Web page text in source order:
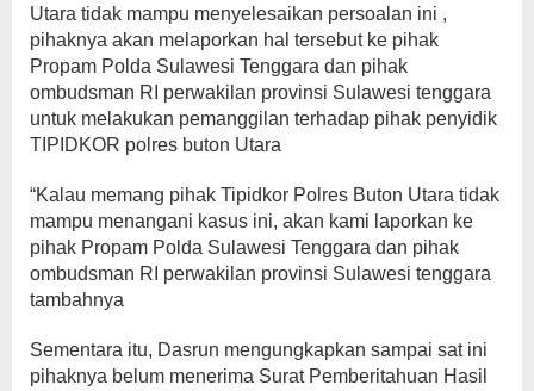
Utara tidak mampu menyelesaikan persoalan ini ,
pihaknya akan melaporkan hal tersebut ke pihak
Propam Polda Sulawesi Tenggara dan pihak
ombudsman RI perwakilan provinsi Sulawesi tenggara
untuk melakukan pemanggilan terhadap pihak penyidik
TIPIDKOR polres buton Utara
“Kalau memang pihak Tipidkor Polres Buton Utara tidak
mampu menangani kasus ini, akan kami laporkan ke
pihak Propam Polda Sulawesi Tenggara dan pihak
ombudsman RI perwakilan provinsi Sulawesi tenggara
tambahnya
Sementara itu, Dasrun mengungkapkan sampai sat ini
pihaknya belum menerima Surat Pemberitahuan Hasil